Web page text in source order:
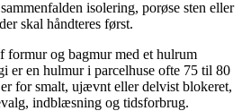
isolering, porøse sten eller
skal håndteres først.
formur og bagmur med et hulrum
er en hulmur i parcelhuse ofte 75 til 80
for smalt, ujævnt eller delvist blokeret,
indblæsning og tidsforbrug.